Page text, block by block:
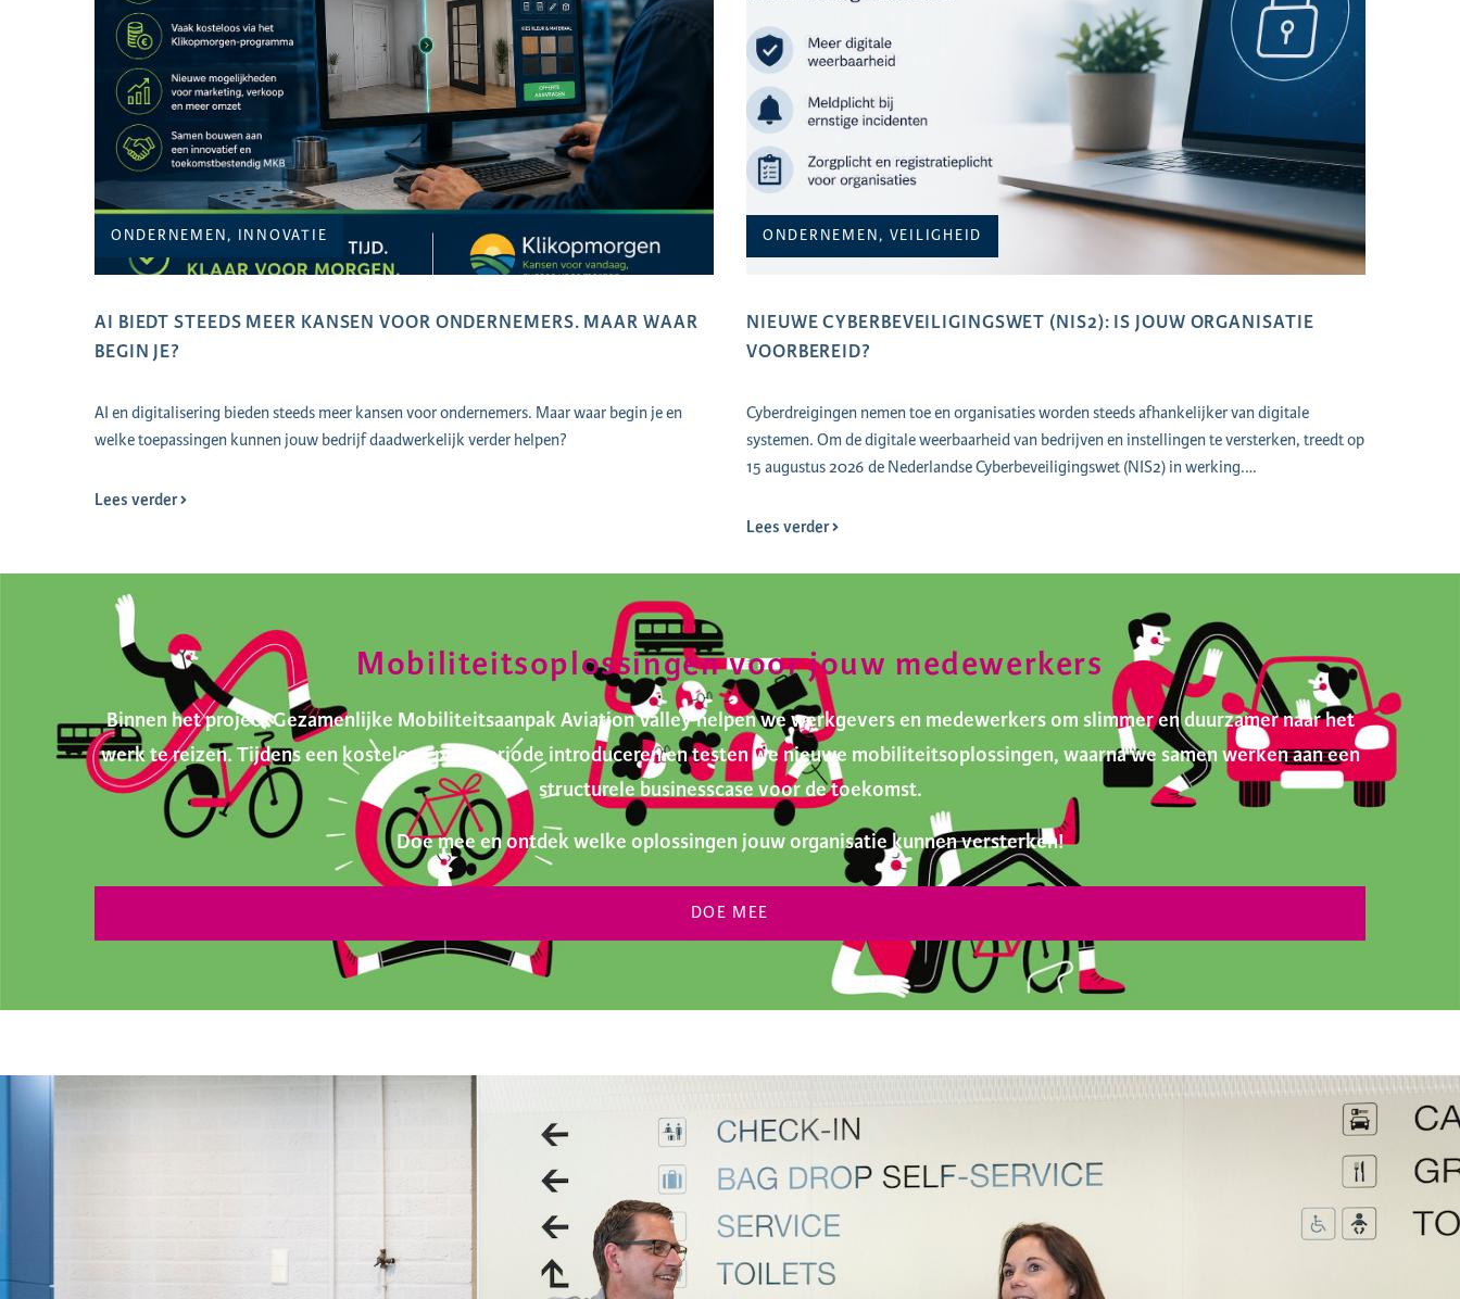
ONDERNEMEN, INNOVATIE
AI BIEDT STEEDS MEER KANSEN VOOR ONDERNEMERS. MAAR WAAR
BEGIN JE?
AI en digitalisering bieden steeds meer kansen voor ondernemers. Maar waar begin je en
welke toepassingen kunnen jouw bedrijf daadwerkelijk verder helpen?
Lees verder
ONDERNEMEN, VEILIGHEID
NIEUWE CYBERBEVEILIGINGSWET (NIS2): IS JOUW ORGANISATIE
VOORBEREID?
Cyberdreigingen nemen toe en organisaties worden steeds afhankelijker van digitale
systemen. Om de digitale weerbaarheid van bedrijven en instellingen te versterken, treedt op
15 augustus 2026 de Nederlandse Cyberbeveiligingswet (NIS2) in werking.…
Lees verder
Mobiliteitsoplossingen voor jouw medewerkers
Binnen het project Gezamenlijke Mobiliteitsaanpak Aviation Valley helpen we werkgevers en medewerkers om slimmer en duurzamer naar het
werk te reizen. Tijdens een kosteloze pilotperiode introduceren en testen we nieuwe mobiliteitsoplossingen, waarna we samen werken aan een
structurele businesscase voor de toekomst.
Doe mee en ontdek welke oplossingen jouw organisatie kunnen versterken!
DOE MEE